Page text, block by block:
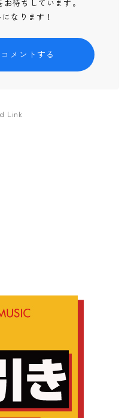
待ちしています。
なります！
メントする
Link